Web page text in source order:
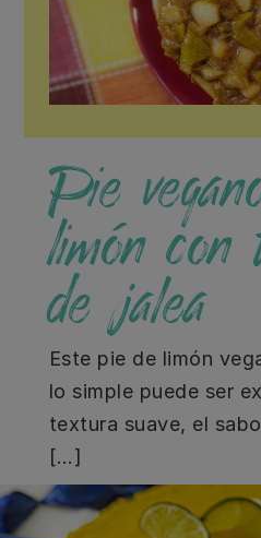
Pie
limón con
de jalea
Este pie de limón
lo simple puede ser
textura suave, el
[…]